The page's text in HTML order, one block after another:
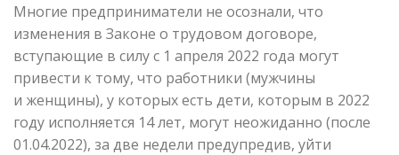
Многие предприниматели не осознали, что
изменения в Законе о трудовом договоре,
вступающие в силу с 1 апреля 2022 года могут
привести к тому, что работники (мужчины
и женщины), у которых есть дети, которым в 2022
году исполняется 14 лет, могут неожиданно (после
01.04.2022), за две недели предупредив, уйти